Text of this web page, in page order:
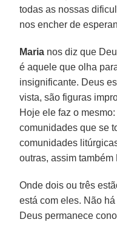
todas as nossas
nos encher de
Maria nos diz que
é aquele que olha
insignificante. Deus
vista, são figuras
Hoje ele faz o
comunidades que se
comunidades
outras, assim
Onde dois ou três
está com eles. Não
Deus permanece